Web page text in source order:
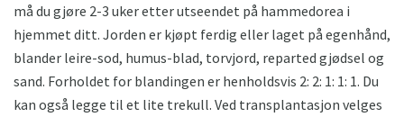
må du gjøre 2-3 uker etter utseendet på hammedorea i
hjemmet ditt. Jorden er kjøpt ferdig eller laget på egenhånd,
blander leire-sod, humus-blad, torvjord, reparted gjødsel og
sand. Forholdet for blandingen er henholdsvis 2: 2: 1: 1: 1. Du
kan også legge til et lite trekull. Ved transplantasjon velges